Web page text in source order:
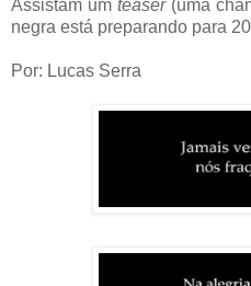
Assistam umteaser(uma
negra está preparando para
Por: Lucas Serra